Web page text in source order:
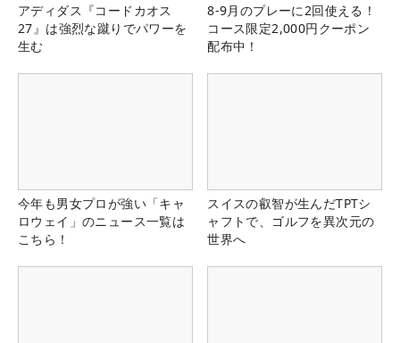
アディダス『コードカオス
27』は強烈な蹴りでパワーを
生む
8-9月のプレーに2回使える！
コース限定2,000円クーポン
配布中！
今年も男女プロが強い「キャ
ロウェイ」のニュース一覧は
こちら！
スイスの叡智が生んだTPTシ
ャフトで、ゴルフを異次元の
世界へ